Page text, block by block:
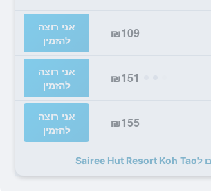
₪109
אני רוצה
להזמין
₪151
אני רוצה
להזמין
₪155
אני רוצה
להזמין